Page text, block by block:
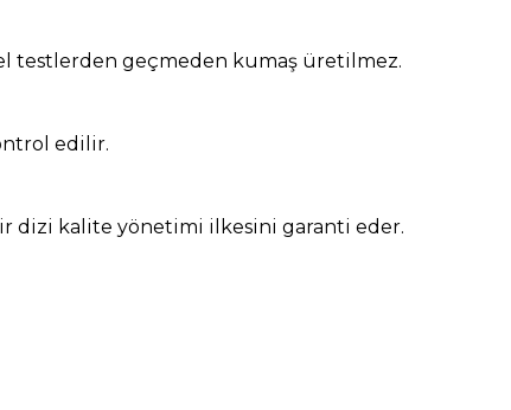
testlerden geçmeden kumaş üretilmez.
edilir.
dizi kalite yönetimi ilkesini garanti eder.